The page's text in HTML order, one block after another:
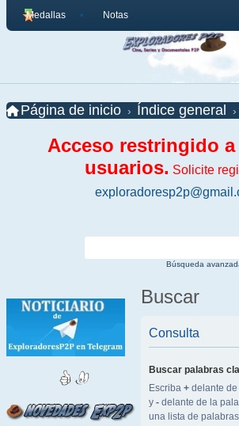
Medallas Notas
Página de inicio Índice general
Acceso restringido
usuarios. Solicite
Búsqueda
Buscar
Consulta
Buscar palabras
Escriba + delante
y - delante de la
una lista de